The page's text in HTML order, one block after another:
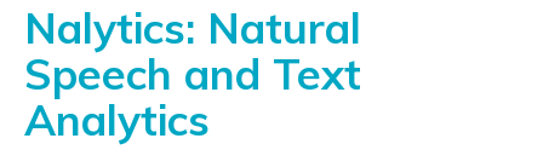
Nalytics: Natural
Speech and Text
Analytics